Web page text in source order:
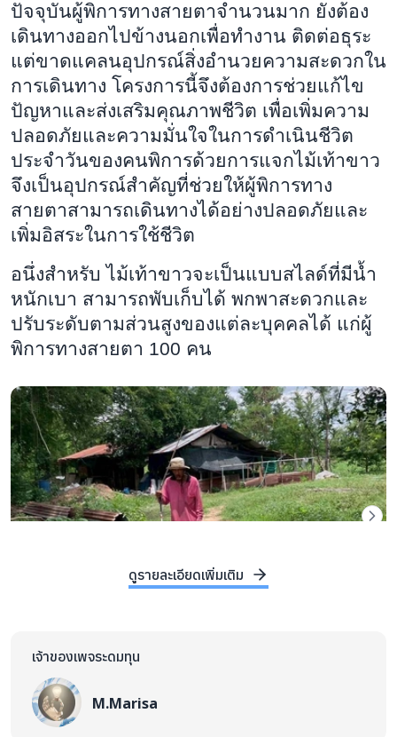
ปัจจุบันผู้พิการทางสายตาจำนวนมาก ยังต้อง
เดินทางออกไปข้างนอกเพื่อทำงาน ติดต่อธุระ
แต่ขาดแคลนอุปกรณ์สิ่งอำนวยความสะดวกใน
การเดินทาง โครงการนี้จึงต้องการช่วยแก้ไข
ปัญหาและส่งเสริมคุณภาพชีวิต เพื่อเพิ่มความ
ปลอดภัยและความมั่นใจในการดำเนินชีวิต
ประจำวันของคนพิการด้วยการแจกไม้เท้าขาว
จึงเป็นอุปกรณ์สำคัญที่ช่วยให้ผู้พิการทาง
สายตาสามารถเดินทางได้อย่างปลอดภัยและ
เพิ่มอิสระในการใช้ชีวิต
อนึ่งสำหรับ ไม้เท้าขาวจะเป็นแบบสไลด์ที่มีน้ำ
หนักเบา สามารถพับเก็บได้ พกพาสะดวกและ
ปรับระดับตามส่วนสูงของแต่ละบุคคลได้ แก่ผู้
พิการทางสายตา 100 คน
ดูรายละเอียดเพิ่มเติม
เจ้าของเพจระดมทุน
M.Marisa